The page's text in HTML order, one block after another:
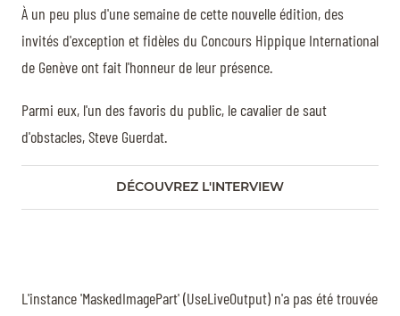
À un peu plus d'une semaine de cette nouvelle édition, des
invités d'exception et fidèles du Concours Hippique International
de Genève ont fait l'honneur de leur présence.
Parmi eux, l'un des favoris du public, le cavalier de saut
d'obstacles, Steve Guerdat.
DÉCOUVREZ L'INTERVIEW
L'instance 'MaskedImagePart' (UseLiveOutput) n'a pas été trouvée